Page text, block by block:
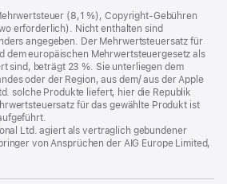
(8,1 %), Copyright-Gebühren
erforderlich). Nicht enthalten sind
angegeben. Der Mehrwertsteuersatz für
dem europäischen Mehrwertsteuergesetz als
sind, beträgt 23 %. Sie unterliegen dem
oder der Region, aus dem/ aus der Apple
solche Produkte liefert, hier die Republik
für das gewählte Produkt ist
Ltd. agiert als vertraglich gebundener
von Ansprüchen der AIG Europe Limited,